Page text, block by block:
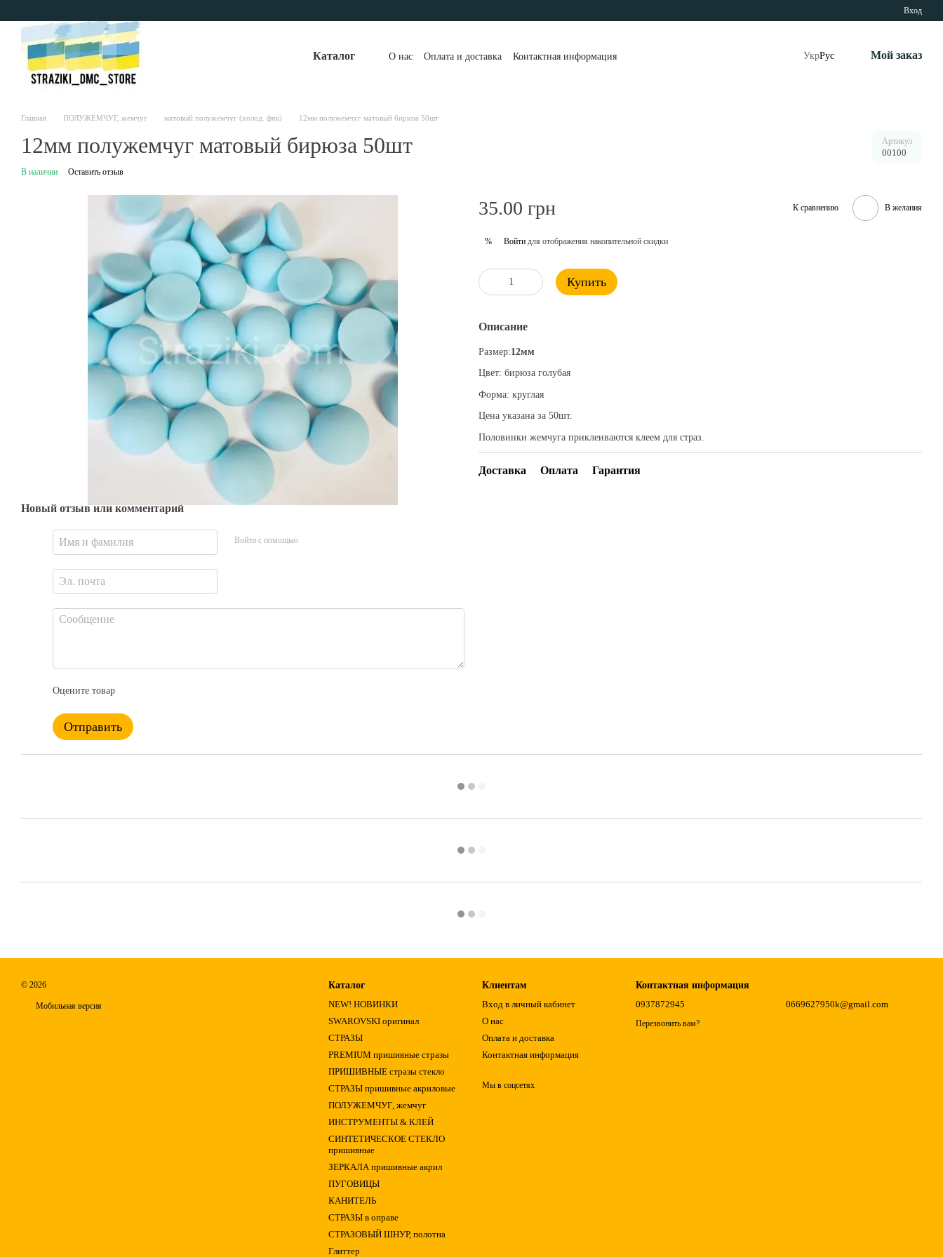
Вход
Каталог О нас Оплата и доставка Контактная информация УкрРус Мой заказ
Главная ПОЛУЖЕМЧУГ, жемчуг матовый полужемчуг (холод. фик) 12мм полужемчуг матовый бирюза 50шт
12мм полужемчуг матовый бирюза 50шт Артикул
00100
В наличии Оставить отзыв
Новый отзыв или комментарий
Войти с помощью
Оцените товар
Отправить
35.00 грн К сравнению В желания
% Войти для отображения накопительной скидки
Купить
Описание
Размер:12мм
Цвет: бирюза голубая
Форма: круглая
Цена указана за 50шт.
Половинки жемчуга приклеиваются клеем для страз.
Доставка Оплата Гарантия
© 2026
Мобильная версия
Каталог
NEW! НОВИНКИ
SWAROVSKI оригинал
СТРАЗЫ
PREMIUM пришивные стразы
ПРИШИВНЫЕ стразы стекло
СТРАЗЫ пришивные акриловые
ПОЛУЖЕМЧУГ, жемчуг
ИНСТРУМЕНТЫ & КЛЕЙ
СИНТЕТИЧЕСКОЕ СТЕКЛО
пришивные
ЗЕРКАЛА пришивные акрил
ПУГОВИЦЫ
КАНИТЕЛЬ
СТРАЗЫ в оправе
СТРАЗОВЫЙ ШНУР, полотна
Глиттер
Клиентам
Вход в личный кабинет
О нас
Оплата и доставка
Контактная информация
Мы в соцсетях
Контактная информация
0937872945
Перезвонить вам?
0669627950k@gmail.com